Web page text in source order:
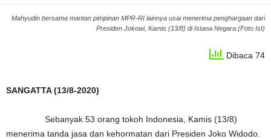
Mahyudin bersama mantan pimpinan MPR-RI lainnya usai menerima penghargaan dari
Presiden Jokowi, Kamis (13/8) di Istana Negara.(Foto Ist)
Dibaca 74
SANGATTA (13/8-2020)
Sebanyak 53 orang tokoh Indonesia, Kamis (13/8)
menerima tanda jasa dan kehormatan dari Presiden Joko Widodo.